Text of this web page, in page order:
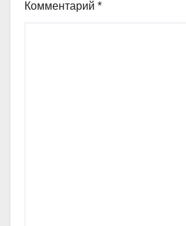
Комментарий *